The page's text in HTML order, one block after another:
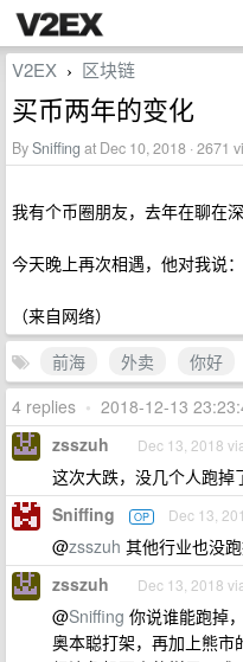
V2EX › 区块链
买币两年的变化
BySniffing at Dec 10, 2018 · 2671
我有个币圈朋友，去年在聊在
今天晚上再次相遇，他对我说
（来自网络）
前海
外卖 你好
4 replies • 2018-12-13
zsszuh Dec 13, 2018
这次大跌，没几个人跑掉
Sniffing OP Dec 13,
@zsszuh 其他行业也没
zsszuh Dec 13, 2018
@Sniffing 你说谁能跑掉
奥本聪打架，再加上熊市